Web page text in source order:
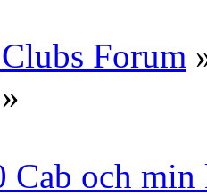
Forum
»
Cab och min